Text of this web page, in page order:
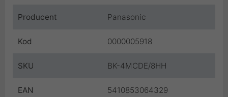
Producent Panasonic
Kod 0000005918
SKU BK-4MCDE/8HH
EAN 5410853064329